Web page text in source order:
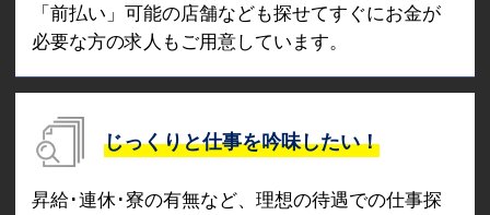
「前払い」可能の店舗なども探せてすぐにお金が
必要な方の求人もご用意しています。
じっくりと仕事を吟味したい！
昇給･連休･寮の有無など、理想の待遇での仕事探